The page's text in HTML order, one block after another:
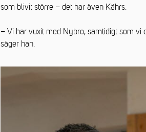
som blivit större – det har även Kährs.
– Vi har vuxit med Nybro, samtidigt som vi
säger han.